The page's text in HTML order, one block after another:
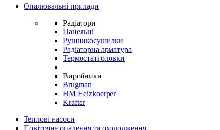
Опалювальні прилади
Радіатори
Панельні
Рушникосушилки
Радіаторна арматура
Термостатголовки
Виробники
Brugman
HM Heizkoerper
Krafter
Теплові насоси
Повітряне опалення та охолодження